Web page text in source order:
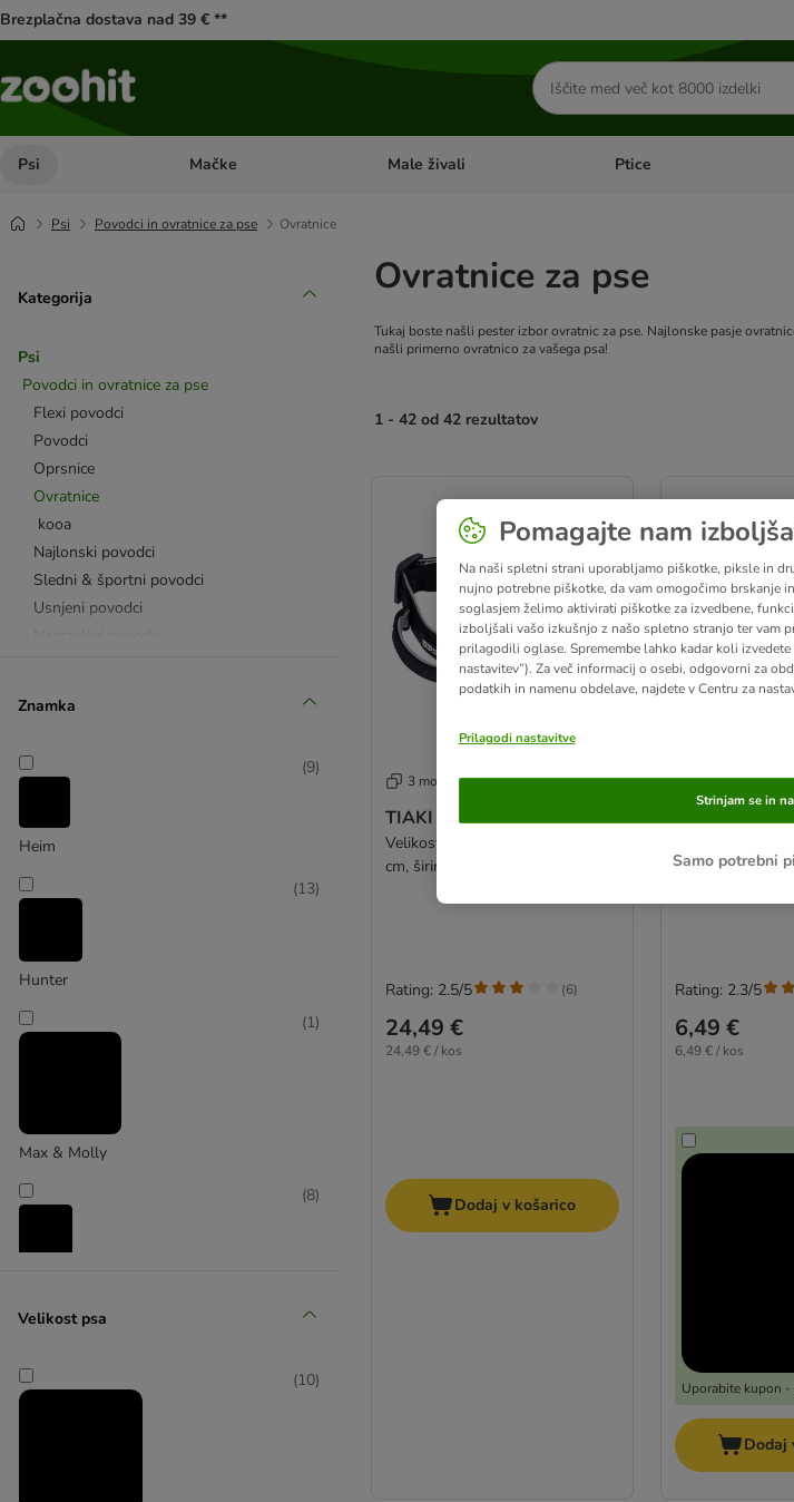
Brezplačna dostava nad 39 € **
Iskanje
izdelkov
Psi Odprite meni kategorij: Psi
Mačke Odprite meni kategorij: Mačke
Male živali Odprite meni kategorij:
Ptice
Psi Povodci in ovratnice za pse Ovratnice
Kategorija
Psi
Povodci in ovratnice za pse
Flexi povodci
Povodci
Oprsnice
Ovratnice
kooa
Najlonski povodci
Sledni & športni povodci
Usnjeni povodci
Kompleti
Zaščitne ovratnice
Hunter
Trixie
Obeski za pasje ovratnice
KONG avtomatski povodci
Znamka
Heim
(9)
Hunter
(13)
Max & Molly
(1)
(8)
Trixie
(5)
Velikost psa
(10)
Ovratnice za pse
Tukaj boste našli pester izbor ovratnic za pse. Najlonske pasje
našli primerno ovratnico za vašega psa!
1 - 42 od 42 rezultatov
3 možnosti
TIAKI varnostna ovratnica
Velikost L: obseg vratu: 50-70
cm, širina 38 mm
24,49 €
24,49 € / kos
Rating: 2.5/5 (6)
Dodaj v košarico
3 možnosti
Ovratnica DC
cm, širina 20 mm
6,49 €
6,49 € / kos
Uporabite kupon
Rating: 2.3/5
Dodaj
Pomagajte nam
Na naši spletni strani uporabljamo piškotke, piksle in
nujno potrebne piškotke, da vam omogočimo brskanje
soglasjem želimo aktivirati piškotke za izvedbene,
izboljšali vašo izkušnjo z našo spletno stranjo ter vam
prilagodili oglase. Spremembe lahko kadar koli
nastavitev”). Za več informacij o osebi, odgovorni za
podatkih in namenu obdelave, najdete v Centru za
Prilagodi nastavitve
Samo potrebni
Strinjam se in